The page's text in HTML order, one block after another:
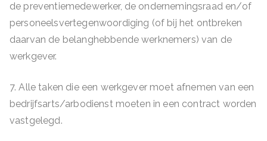
de preventiemedewerker, de ondernemingsraad en/of
personeelsvertegenwoordiging (of bij het ontbreken
daarvan de belanghebbende werknemers) van de
werkgever.
7. Alle taken die een werkgever moet afnemen van een
bedrijfsarts/arbodienst moeten in een contract worden
vastgelegd.